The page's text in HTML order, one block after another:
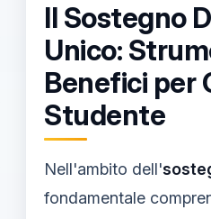
Il Sostegno
Unico:
Benefici per
Studente
Nell'ambito dell'
fondamentale